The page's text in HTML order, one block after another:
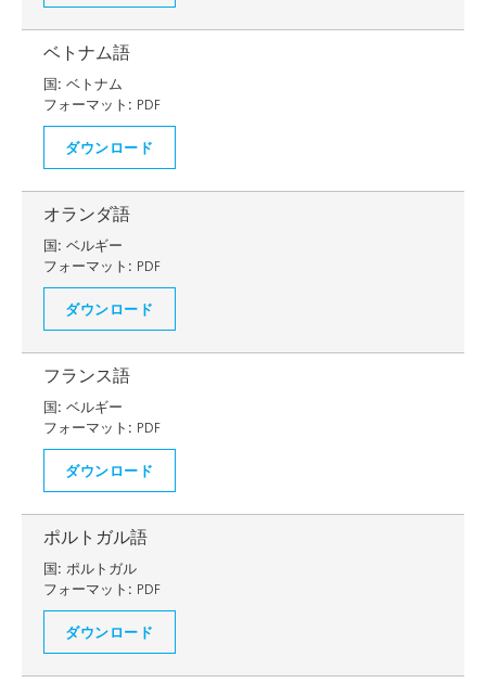
ベトナム語
国: ベトナム
フォーマット: PDF
ダウンロード
オランダ語
国: ベルギー
フォーマット: PDF
ダウンロード
フランス語
国: ベルギー
フォーマット: PDF
ダウンロード
ポルトガル語
国: ポルトガル
フォーマット: PDF
ダウンロード